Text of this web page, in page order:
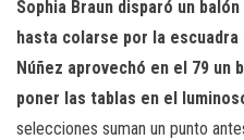
Sophia Braun disparó un balón
hasta colarse por la escuadra
Núñez aprovechó en el 79 un
poner las tablas en el
selecciones suman un punto